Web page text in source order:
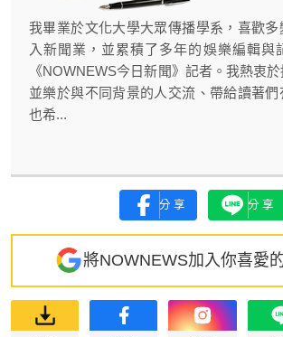
我畢業於文化大學大眾傳播學系，喜歡
入新聞業，並累積了多年的娛樂編輯與
《NOWNEWS今日新聞》記者。我熱衷
並樂於與不同背景的人交流、帶給讀著們
也希...
分享 分享
將NOWNEWS加入你喜愛